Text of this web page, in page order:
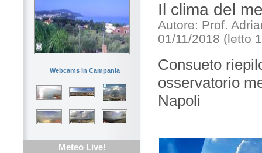
Webcams in Campania
Meteo Live!
Il clima del
Autore: Prof.
01/11/2018 (letto
Consueto
osservatorio
Napoli